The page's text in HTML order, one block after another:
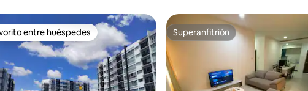
entre huéspedes
entre huéspedes Superanfitrión
Superanfitrión